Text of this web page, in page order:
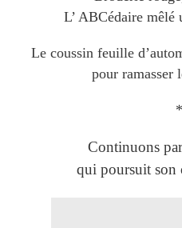
L’ ABCédaire
Le coussin feuille
pour ramasser
*
Continuons
qui poursuit son